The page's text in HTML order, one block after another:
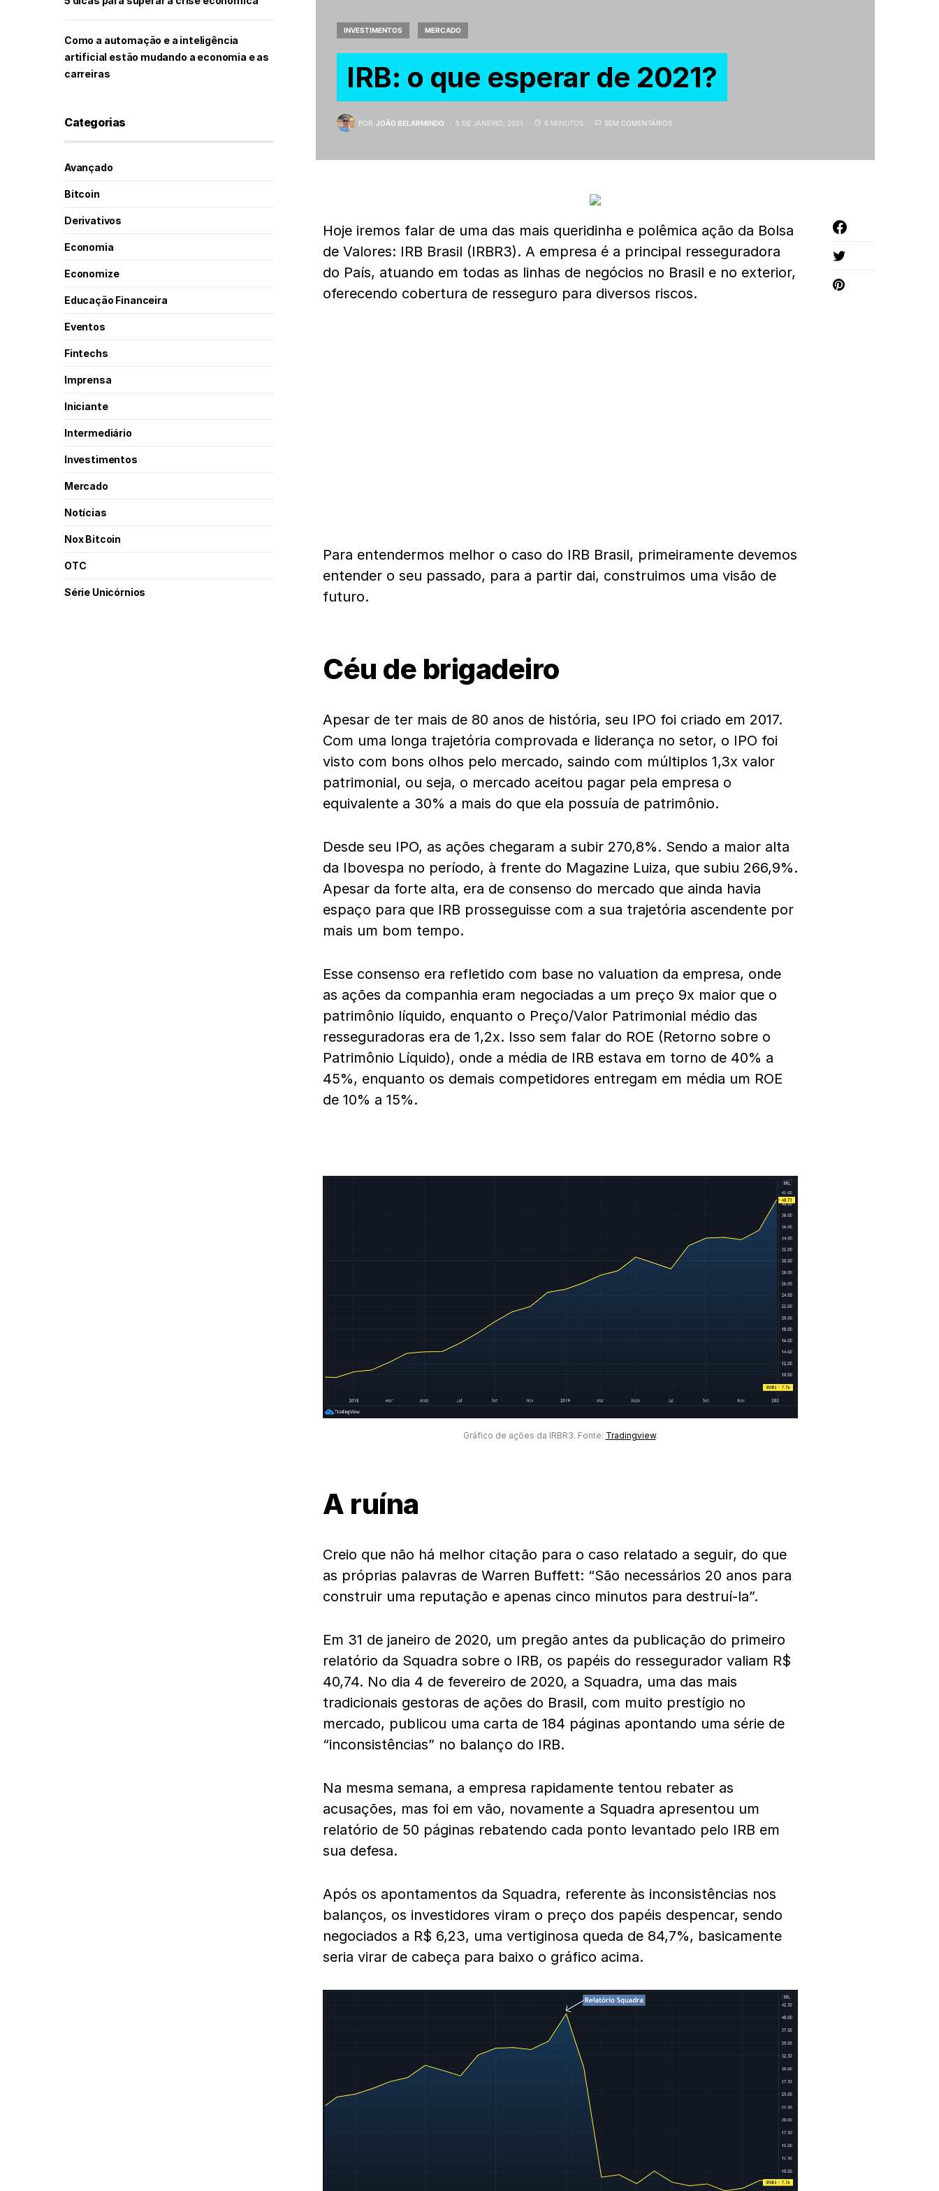
INVESTIMENTOS MERCADO
IRB: o que esperar de 2021?
POR JOÃO BELARMINDO 5 DE JANEIRO, 2021 6 MINUTOS SEM COMENTÁRIOS
Hoje iremos falar de uma das mais queridinha e polêmica ação da Bolsa
de Valores: IRB Brasil (IRBR3). A empresa é a principal resseguradora
do País, atuando em todas as linhas de negócios no Brasil e no exterior,
oferecendo cobertura de resseguro para diversos riscos.
Para entendermos melhor o caso do IRB Brasil, primeiramente devemos
entender o seu passado, para a partir dai, construimos uma visão de
futuro.
Céu de brigadeiro
Apesar de ter mais de 80 anos de história, seu IPO foi criado em 2017.
Com uma longa trajetória comprovada e liderança no setor, o IPO foi
visto com bons olhos pelo mercado, saindo com múltiplos 1,3x valor
patrimonial, ou seja, o mercado aceitou pagar pela empresa o
equivalente a 30% a mais do que ela possuía de patrimônio.
Desde seu IPO, as ações chegaram a subir 270,8%. Sendo a maior alta
da Ibovespa no período, à frente do Magazine Luiza, que subiu 266,9%.
Apesar da forte alta, era de consenso do mercado que ainda havia
espaço para que IRB prosseguisse com a sua trajetória ascendente por
mais um bom tempo.
Esse consenso era refletido com base no valuation da empresa, onde
as ações da companhia eram negociadas a um preço 9x maior que o
patrimônio líquido, enquanto o Preço/Valor Patrimonial médio das
resseguradoras era de 1,2x. Isso sem falar do ROE (Retorno sobre o
Patrimônio Líquido), onde a média de IRB estava em torno de 40% a
45%, enquanto os demais competidores entregam em média um ROE
de 10% a 15%.
Gráfico de ações da IRBR3. Fonte: Tradingview.
A ruína
Creio que não há melhor citação para o caso relatado a seguir, do que
as próprias palavras de Warren Buffett: “São necessários 20 anos para
construir uma reputação e apenas cinco minutos para destruí-la”.
Em 31 de janeiro de 2020, um pregão antes da publicação do primeiro
relatório da Squadra sobre o IRB, os papéis do ressegurador valiam R$
40,74. No dia 4 de fevereiro de 2020, a Squadra, uma das mais
tradicionais gestoras de ações do Brasil, com muito prestígio no
mercado, publicou uma carta de 184 páginas apontando uma série de
“inconsistências” no balanço do IRB.
Na mesma semana, a empresa rapidamente tentou rebater as
acusações, mas foi em vão, novamente a Squadra apresentou um
relatório de 50 páginas rebatendo cada ponto levantado pelo IRB em
sua defesa.
Após os apontamentos da Squadra, referente às inconsistências nos
balanços, os investidores viram o preço dos papéis despencar, sendo
negociados a R$ 6,23, uma vertiginosa queda de 84,7%, basicamente
seria virar de cabeça para baixo o gráfico acima.
Como a automação e a inteligência
artificial estão mudando a economia e as
carreiras
Categorias
Avançado
Bitcoin
Derivativos
Economia
Economize
Educação Financeira
Eventos
Fintechs
Imprensa
Iniciante
Intermediário
Investimentos
Mercado
Notícias
Nox Bitcoin
OTC
Série Unicórnios